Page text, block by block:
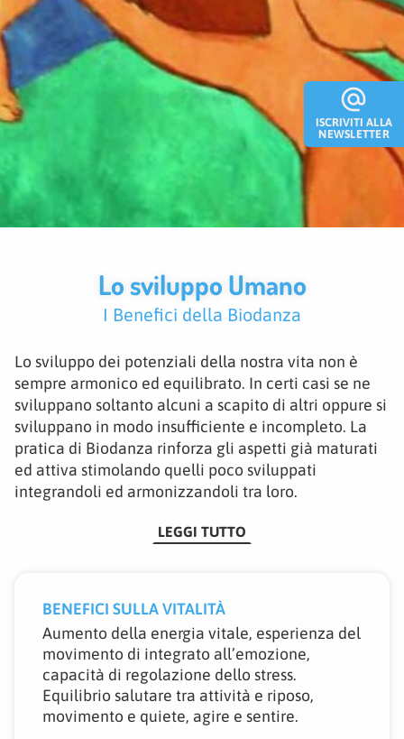
alternate_email
ISCRIVITI ALLA
NEWSLETTER
Lo sviluppo Umano
I Benefici della Biodanza
Lo sviluppo dei potenziali della nostra vita non è
sempre armonico ed equilibrato. In certi casi se ne
sviluppano soltanto alcuni a scapito di altri oppure si
sviluppano in modo insufficiente e incompleto. La
pratica di Biodanza rinforza gli aspetti già maturati
ed attiva stimolando quelli poco sviluppati
integrandoli ed armonizzandoli tra loro.
LEGGI TUTTO
BENEFICI SULLA VITALITÀ
Aumento della energia vitale, esperienza del
movimento di integrato all’emozione,
capacità di regolazione dello stress.
Equilibrio salutare tra attività e riposo,
movimento e quiete, agire e sentire.